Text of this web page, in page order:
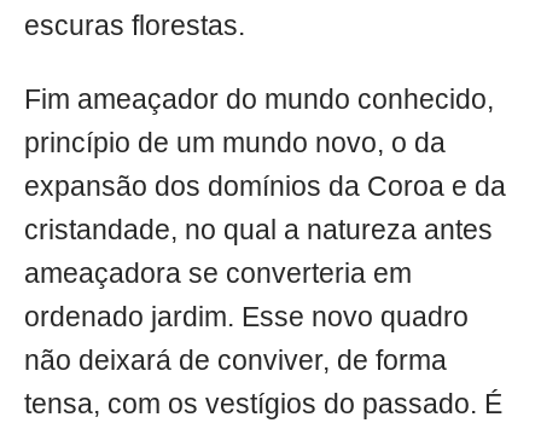
escuras florestas.
Fim ameaçador do mundo conhecido,
princípio de um mundo novo, o da
expansão dos domínios da Coroa e da
cristandade, no qual a natureza antes
ameaçadora se converteria em
ordenado jardim. Esse novo quadro
não deixará de conviver, de forma
tensa, com os vestígios do passado. É